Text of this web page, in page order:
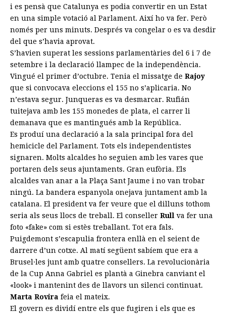
i es pensà que Catalunya es podia convertir en un Estat
en una simple votació al Parlament. Així ho va fer. Però
només per uns minuts. Després va congelar o es va desdir
del que s’havia aprovat.
S’havien superat les sessions parlamentàries del 6 i 7 de
setembre i la declaració llampec de la independència.
Vingué el primer d’octubre. Tenia el missatge de Rajoy
que si convocava eleccions el 155 no s’aplicaria. No
n’estava segur. Junqueras es va desmarcar. Rufián
tuitejava amb les 155 monedes de plata, el carrer li
demanava que es mantingués amb la República.
Es produí una declaració a la sala principal fora del
hemicicle del Parlament. Tots els independentistes
signaren. Molts alcaldes ho seguien amb les vares que
portaren dels seus ajuntaments. Gran eufòria. Els
alcaldes van anar a la Plaça Sant Jaume i no van trobar
ningú. La bandera espanyola onejava juntament amb la
catalana. El president va fer veure que el dilluns tothom
seria als seus llocs de treball. El conseller Rull va fer una
foto «fake» com si estès treballant. Tot era fals.
Puigdemont s’escapulia frontera enllà en el seient de
darrere d’un cotxe. Al matí següent sabíem que era a
Brusel·les junt amb quatre consellers. La revolucionària
de la Cup Anna Gabriel es plantà a Ginebra canviant el
«look» i mantenint des de llavors un silenci continuat.
Marta Rovira feia el mateix.
El govern es dividí entre els que fugiren i els que es